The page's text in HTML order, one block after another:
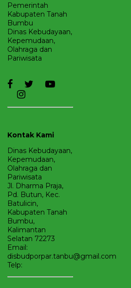
Pemerintah
Kabupaten Tanah
Bumbu
Dinas Kebudayaan,
Kepemudaan,
Olahraga dan
Pariwisata
Kontak Kami
Dinas Kebudayaan,
Kepemudaan,
Olahraga dan
Pariwisata
Jl. Dharma Praja,
Pd. Butun, Kec.
Batulicin,
Kabupaten Tanah
Bumbu,
Kalimantan
Selatan 72273
Email:
disbudporpar.tanbu@gmail.com
Telp: